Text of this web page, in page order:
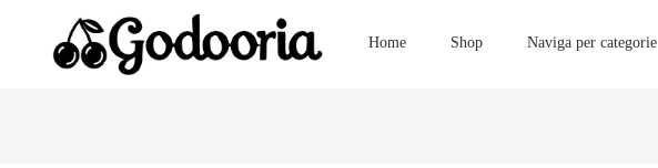
Home Shop Naviga per categorie